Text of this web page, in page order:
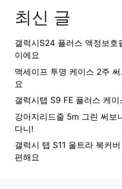
최신 글
갤럭시S24 플러스 액정보호
이에요
맥세이프 투명 케이스 2주
요
갤럭시탭 S9 FE 플러스 케
강아지리드줄 5m 그린 써보
다니!
갤럭시 탭 S11 울트라 북커
편해요